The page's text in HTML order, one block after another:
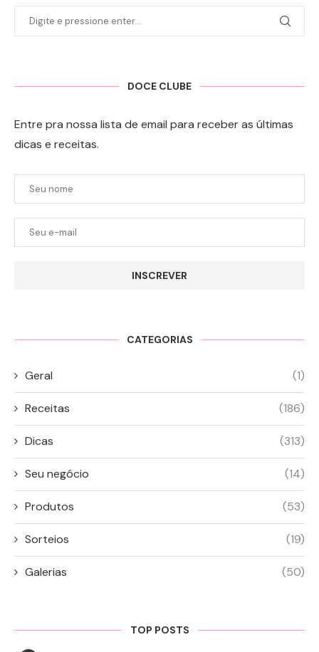
DOCE CLUBE
Entre pra nossa lista de email para receber as últimas
dicas e receitas.
INSCREVER
CATEGORIAS
Geral (1)
Receitas (186)
Dicas (313)
Seu negócio (14)
Produtos (53)
Sorteios (19)
Galerias (50)
TOP POSTS